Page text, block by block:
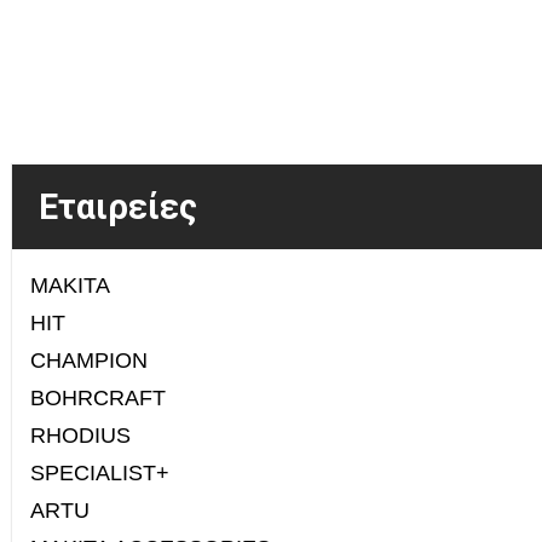
Εταιρείες
MAKITA
HIT
CHAMPION
BOHRCRAFT
RHODIUS
SPECIALIST+
ARTU